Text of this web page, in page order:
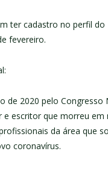
ter cadastro no perfil do
fevereiro.
de 2020 pelo
escritor que morreu em
da área que
coronavírus.